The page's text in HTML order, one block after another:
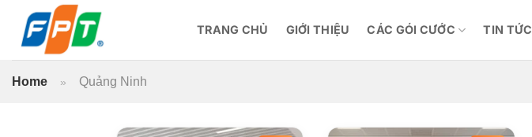
TRANG CHỦ GIỚI THIỆU CÁC GÓI CƯỚC TIN TỨC
Home » Quảng Ninh